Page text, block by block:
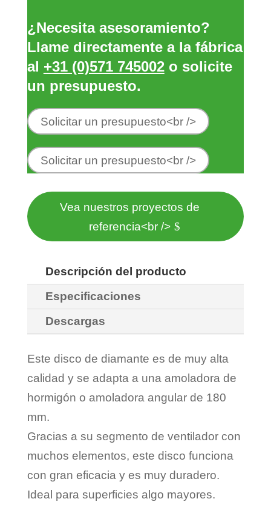
¿Necesita asesoramiento?
Llame directamente a la fábrica
al +31 (0)571 745002o solicite
un presupuesto.
Solicitar un presupuesto<br />
Solicitar un presupuesto<br />
Vea nuestros proyectos de
referencia<br />
Descripción del producto
Especificaciones
Descargas
Este disco de diamante es de muy alta
calidad y se adapta a una amoladora de
hormigón o amoladora angular de 180
mm.
Gracias a su segmento de ventilador con
muchos elementos, este disco funciona
con gran eficacia y es muy duradero.
Ideal para superficies algo mayores.